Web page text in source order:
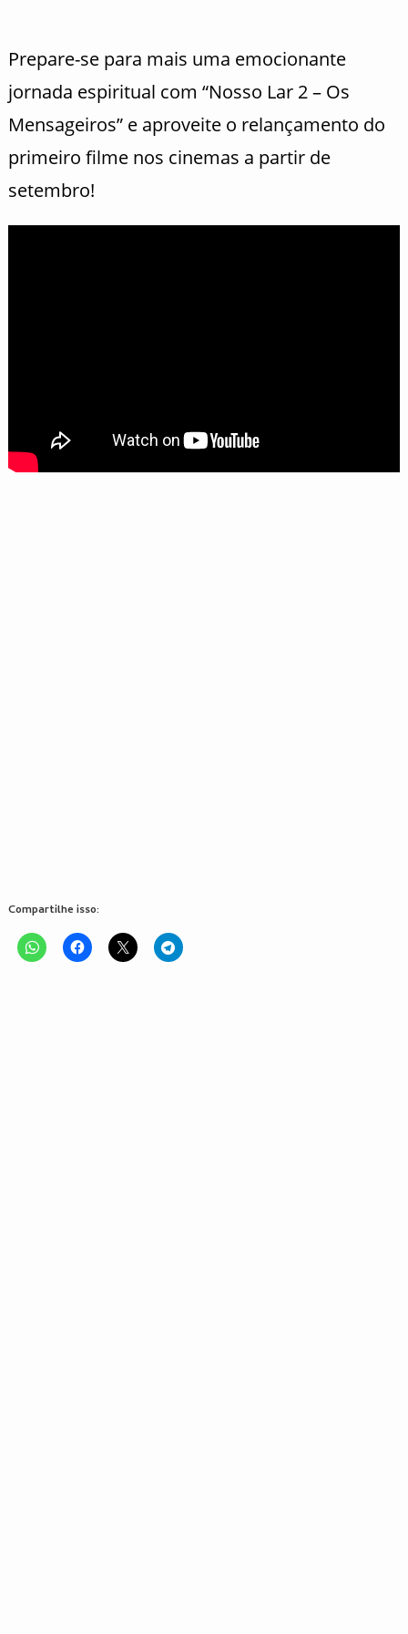
Prepare-se para mais uma emocionante
jornada espiritual com “Nosso Lar 2 – Os
Mensageiros” e aproveite o relançamento do
primeiro filme nos cinemas a partir de
setembro!
Compartilhe isso: